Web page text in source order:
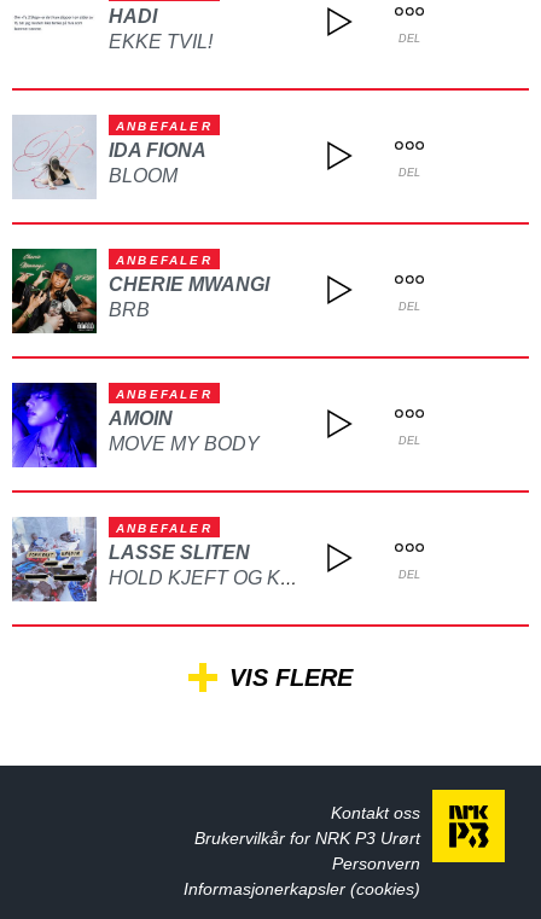
HADI
EKKE TVIL!
DEL
ANBEFALER
IDA FIONA
BLOOM
DEL
ANBEFALER
CHERIE MWANGI
BRB
DEL
ANBEFALER
AMOIN
MOVE MY BODY
DEL
ANBEFALER
LASSE SLITEN
HOLD KJEFT OG KYSS MEG DEL
VIS FLERE
Kontakt oss
Brukervilkår for NRK P3 Urørt
Personvern
Informasjonerkapsler (cookies)